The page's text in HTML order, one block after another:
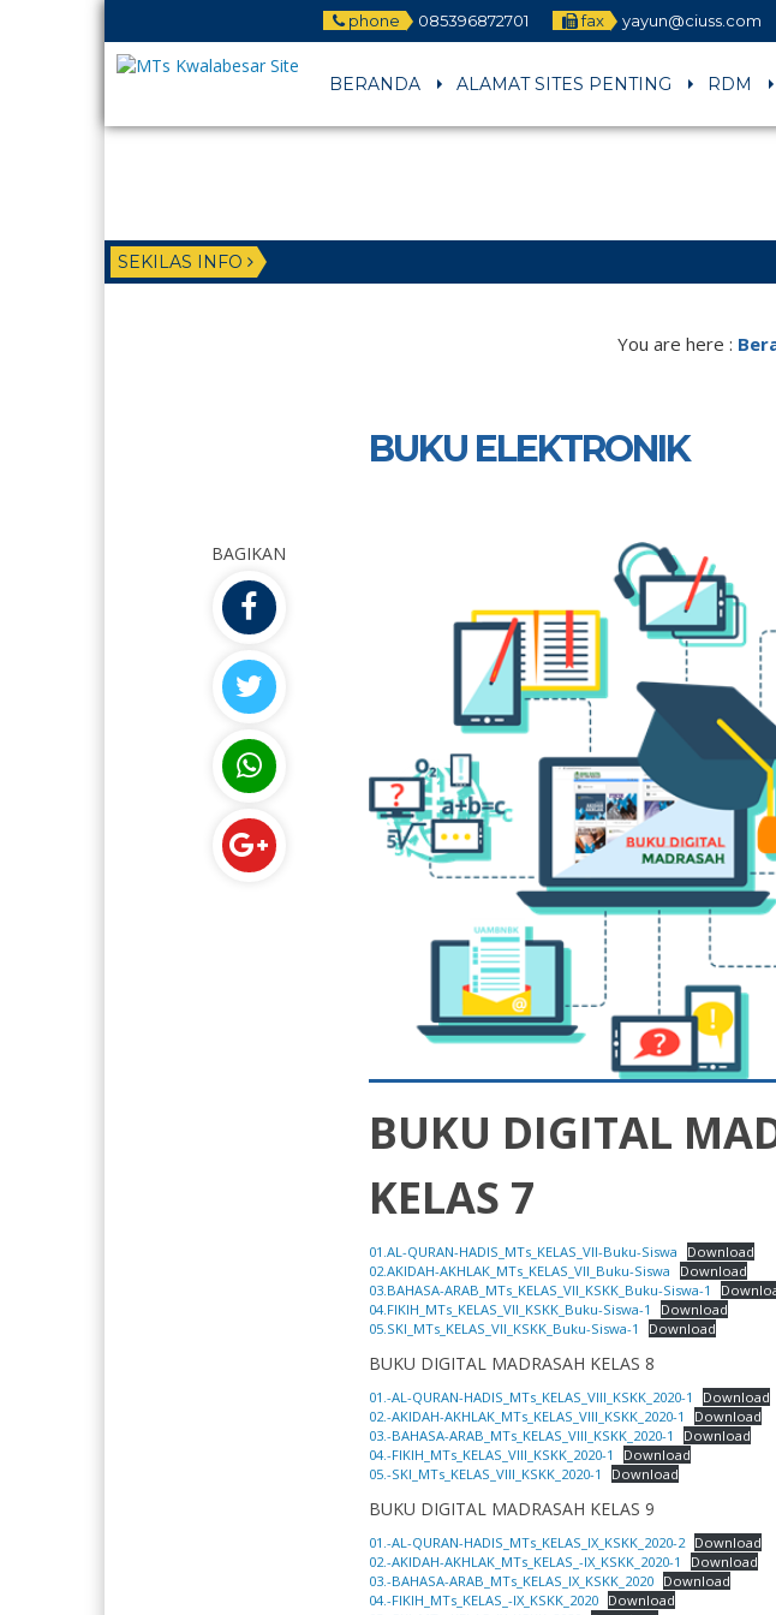
phone 085396872701 fax yayun@ciuss.com
BERANDA ALAMAT SITES PENTING RDM
SEKILAS INFO 5 tahun
You are here :
BUKU ELEKTRONIK
BAGIKAN
BUKU DIGITAL
KELAS 7
01.AL-QURAN-HADIS_MTs_KELAS_VII-Buku-Siswa
Download
02.AKIDAH-AKHLAK_MTs_KELAS_VII_Buku-Siswa
Download
03.BAHASA-ARAB_MTs_KELAS_VII_KSKK_Buku-Siswa-1
04.FIKIH_MTs_KELAS_VII_KSKK_Buku-Siswa-1
Download
05.SKI_MTs_KELAS_VII_KSKK_Buku-Siswa-1
Download
BUKU DIGITAL MADRASAH KELAS 8
01.-AL-QURAN-HADIS_MTs_KELAS_VIII_KSKK_2020-1
Download
02.-AKIDAH-AKHLAK_MTs_KELAS_VIII_KSKK_2020-1
Download
03.-BAHASA-ARAB_MTs_KELAS_VIII_KSKK_2020-1
Download
04.-FIKIH_MTs_KELAS_VIII_KSKK_2020-1
Download
05.-SKI_MTs_KELAS_VIII_KSKK_2020-1
Download
BUKU DIGITAL MADRASAH KELAS 9
01.-AL-QURAN-HADIS_MTs_KELAS_IX_KSKK_2020-2 Download
02.-AKIDAH-AKHLAK_MTs_KELAS_-IX_KSKK_2020-1
Download
03.-BAHASA-ARAB_MTs_KELAS_IX_KSKK_2020 Download
04.-FIKIH_MTs_KELAS_-IX_KSKK_2020 Download